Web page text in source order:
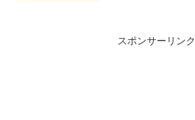
スポンサーリンク